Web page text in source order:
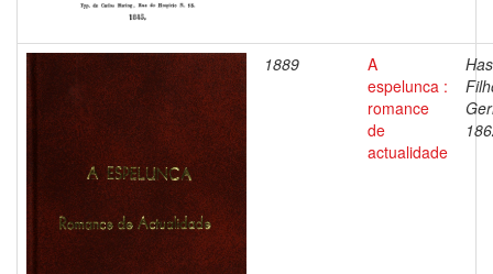
1889
A
espelunca :
romance
de
actualidade